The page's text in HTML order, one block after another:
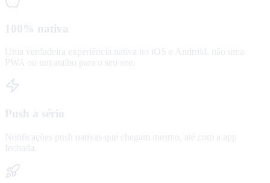
100% nativa
Uma verdadeira experiência nativa no iOS e Android, não uma
PWA ou um atalho para o seu site.
Push a sério
Notificações push nativas que chegam mesmo, até com a app
fechada.